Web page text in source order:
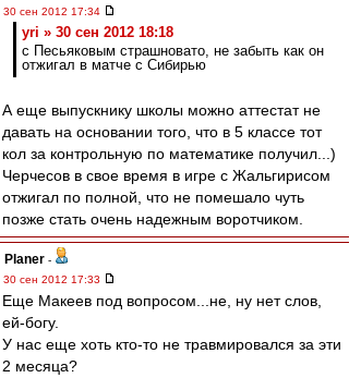
30 сен 2012 17:34
yri » 30 сен 2012 18:18
с Песьяковым страшновато, не забыть как он
отжигал в матче с Сибирью
А еще выпускнику школы можно аттестат не
давать на основании того, что в 5 классе тот
кол за контрольную по математике получил...)
Черчесов в свое время в игре с Жальгирисом
отжигал по полной, что не помешало чуть
позже стать очень надежным воротчиком.
Planer -
30 сен 2012 17:33
Еще Макеев под вопросом...не, ну нет слов,
ей-богу.
У нас еще хоть кто-то не травмировался за эти
2 месяца?